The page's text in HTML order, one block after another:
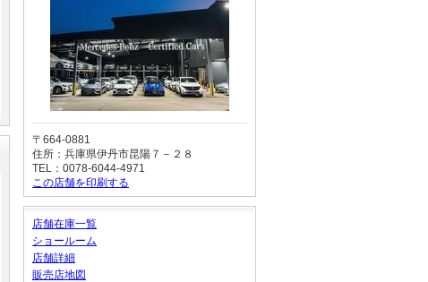
〒664-0881
住所：兵庫県伊丹市昆陽７－２８
TEL：0078-6044-4971
この店舗を印刷する
店舗在庫一覧
ショールーム
店舗詳細
販売店地図